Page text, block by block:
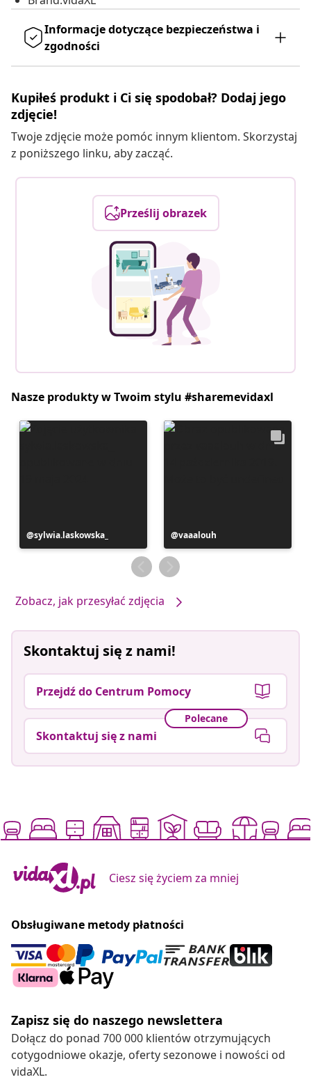
Informacje dotyczące bezpieczeństwa i
zgodności
Kupiłeś produkt i Ci się spodobał? Dodaj jego
zdjęcie!
Twoje zdjęcie może pomóc innym klientom. Skorzystaj
z poniższego linku, aby zacząć.
Prześlij obrazek
Nasze produkty w Twoim stylu #sharemevidaxl
Post
opublikowany
sylwia.laskowska_
Post
opublikowany
przez
vaaalouh
Zobacz, jak przesyłać zdjęcia
Skontaktuj się z nami!
Przejdź do Centrum Pomocy
Polecane
Skontaktuj się z nami
Ciesz się życiem za mniej
Obsługiwane metody płatności
Zapisz się do naszego newslettera
Dołącz do ponad 700 000 klientów otrzymujących
cotygodniowe okazje, oferty sezonowe i nowości od
vidaXL.